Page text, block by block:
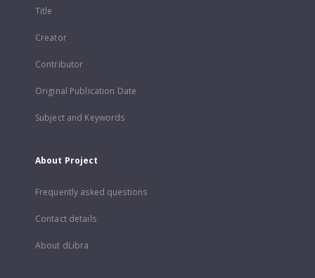
Title
Creator
Contributor
Original Publication Date
Subject and Keywords
About Project
Frequently asked questions
Contact details
About dLibra